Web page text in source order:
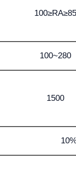
100≥RA≥85
100~280
1500